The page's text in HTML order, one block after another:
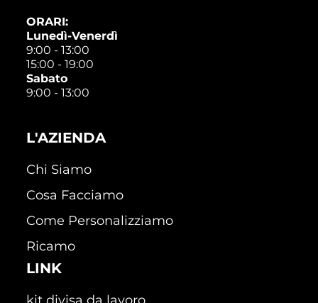
ORARI:
Lunedì-Venerdì
9:00 - 13:00
15:00 - 19:00
Sabato
9:00 - 13:00
L'AZIENDA
Chi Siamo
Cosa Facciamo
Come Personalizziamo
Ricamo
LINK
kit divisa da lavoro